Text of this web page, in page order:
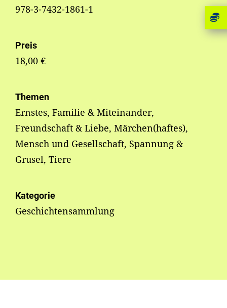
978-3-7432-1861-1
Preis
18,00 €
Themen
Ernstes, Familie & Miteinander,
Freundschaft & Liebe, Märchen(haftes),
Mensch und Gesellschaft, Spannung &
Grusel, Tiere
Kategorie
Geschichtensammlung